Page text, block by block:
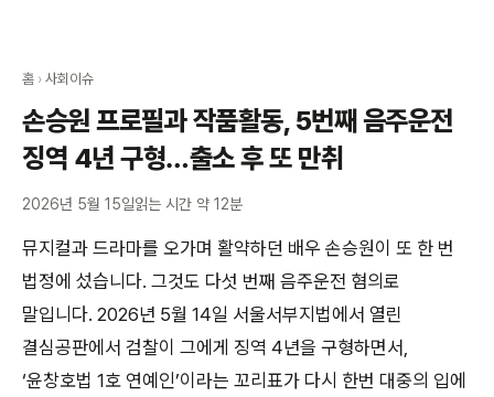
홈 › 사회이슈
손승원 프로필과 작품활동, 5번째 음주운전
징역 4년 구형…출소 후 또 만취
2026년 5월 15일읽는 시간 약 12분
뮤지컬과 드라마를 오가며 활약하던 배우 손승원이 또 한 번
법정에 섰습니다. 그것도 다섯 번째 음주운전 혐의로
말입니다. 2026년 5월 14일 서울서부지법에서 열린
결심공판에서 검찰이 그에게 징역 4년을 구형하면서,
‘윤창호법 1호 연예인’이라는 꼬리표가 다시 한번 대중의 입에